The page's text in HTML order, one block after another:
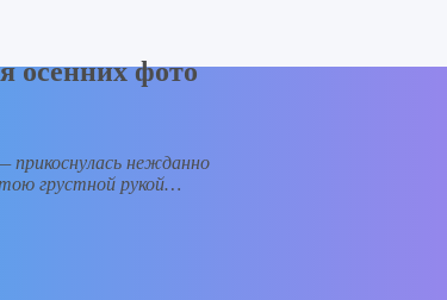
осенних фото
прикоснулась нежданно
грустной рукой…